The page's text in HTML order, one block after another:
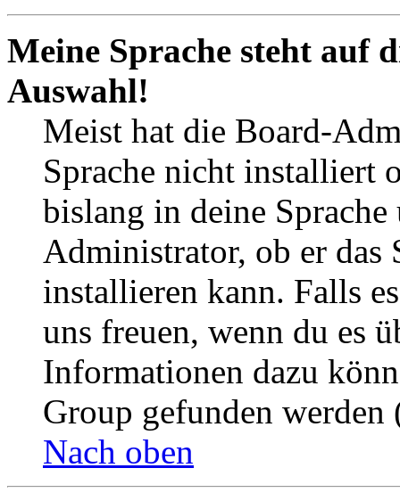
Meine Sprache steht auf
Auswahl!
Meist hat die Board-
Sprache nicht installiert
bislang in deine
Administrator, ob er das
installieren kann. Falls
uns freuen, wenn du es
Informationen dazu
Group gefunden
Nach oben